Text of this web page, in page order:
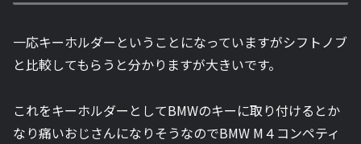
一応キーホルダーということになっていますがシフトノブ
と比較してもらうと分かりますが大きいです。
これをキーホルダーとしてBMWのキーに取り付けるとか
なり痛いおじさんになりそうなのでBMW M４コンペティ